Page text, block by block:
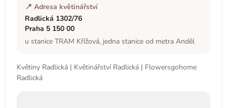
📍 Adresa květinářství
Radlická 1302/76
Praha 5 150 00
u stanice TRAM Křížová, jedna stanice od metra Anděl
Květiny Radlická | Květinářství Radlická | Flowersgohome
Radlická